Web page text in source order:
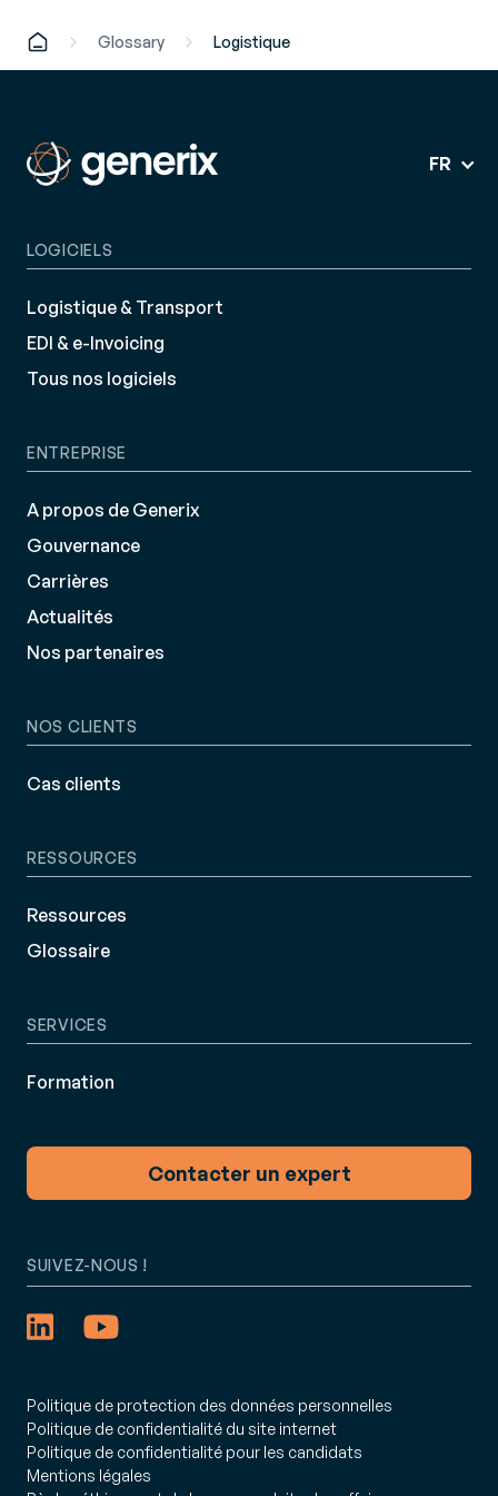
dans la préparation.
Glossary Logistique
FR
LOGICIELS
Logistique & Transport
EDI & e-Invoicing
Tous nos logiciels
ENTREPRISE
A propos de Generix
Gouvernance
Carrières
Actualités
Nos partenaires
NOS CLIENTS
Cas clients
RESSOURCES
Ressources
Glossaire
SERVICES
Formation
Contacter un expert
Politique de protection des données personnelles
Politique de confidentialité du site internet
Politique de confidentialité pour les candidats
Mentions légales
SUIVEZ-NOUS !